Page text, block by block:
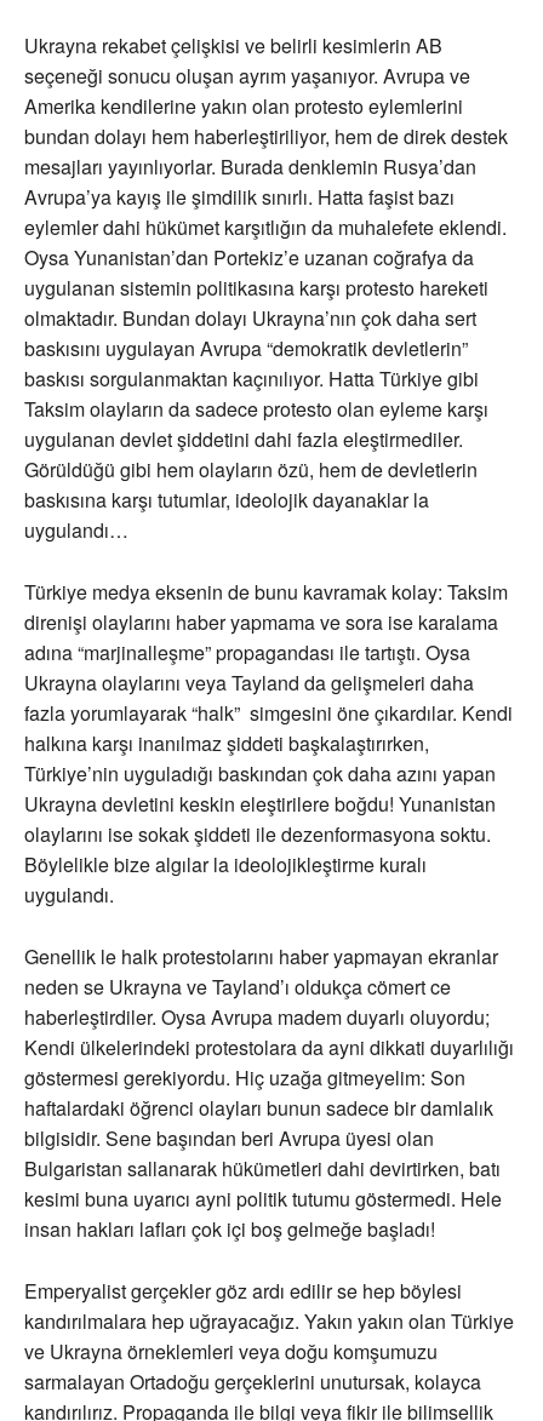
Ukrayna rekabet çelişkisi ve belirli kesimlerin AB
seçeneği sonucu oluşan ayrım yaşanıyor. Avrupa ve
Amerika kendilerine yakın olan protesto eylemlerini
bundan dolayı hem haberleştiriliyor, hem de direk destek
mesajları yayınlıyorlar. Burada denklemin Rusya’dan
Avrupa’ya kayış ile şimdilik sınırlı. Hatta faşist bazı
eylemler dahi hükümet karşıtlığın da muhalefete eklendi.
Oysa Yunanistan’dan Portekiz’e uzanan coğrafya da
uygulanan sistemin politikasına karşı protesto hareketi
olmaktadır. Bundan dolayı Ukrayna’nın çok daha sert
baskısını uygulayan Avrupa “demokratik devletlerin”
baskısı sorgulanmaktan kaçınılıyor. Hatta Türkiye gibi
Taksim olayların da sadece protesto olan eyleme karşı
uygulanan devlet şiddetini dahi fazla eleştirmediler.
Görüldüğü gibi hem olayların özü, hem de devletlerin
baskısına karşı tutumlar, ideolojik dayanaklar la
uygulandı…
Türkiye medya eksenin de bunu kavramak kolay: Taksim
direnişi olaylarını haber yapmama ve sora ise karalama
adına “marjinalleşme” propagandası ile tartıştı. Oysa
Ukrayna olaylarını veya Tayland da gelişmeleri daha
fazla yorumlayarak “halk” simgesini öne çıkardılar. Kendi
halkına karşı inanılmaz şiddeti başkalaştırırken,
Türkiye’nin uyguladığı baskından çok daha azını yapan
Ukrayna devletini keskin eleştirilere boğdu! Yunanistan
olaylarını ise sokak şiddeti ile dezenformasyona soktu.
Böylelikle bize algılar la ideolojikleştirme kuralı
uygulandı.
Genellik le halk protestolarını haber yapmayan ekranlar
neden se Ukrayna ve Tayland’ı oldukça cömert ce
haberleştirdiler. Oysa Avrupa madem duyarlı oluyordu;
Kendi ülkelerindeki protestolara da ayni dikkati duyarlılığı
göstermesi gerekiyordu. Hiç uzağa gitmeyelim: Son
haftalardaki öğrenci olayları bunun sadece bir damlalık
bilgisidir. Sene başından beri Avrupa üyesi olan
Bulgaristan sallanarak hükümetleri dahi devirtirken, batı
kesimi buna uyarıcı ayni politik tutumu göstermedi. Hele
insan hakları lafları çok içi boş gelmeğe başladı!
Emperyalist gerçekler göz ardı edilir se hep böylesi
kandırılmalara hep uğrayacağız. Yakın yakın olan Türkiye
ve Ukrayna örneklemleri veya doğu komşumuzu
sarmalayan Ortadoğu gerçeklerini unutursak, kolayca
kandırılırız. Propaganda ile bilgi veya fikir ile bilimsellik